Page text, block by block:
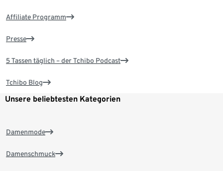
Affiliate Programm
Presse
5 Tassen täglich – der Tchibo Podcast
Tchibo Blog
Unsere beliebtesten Kategorien
Damenmode
Damenschmuck